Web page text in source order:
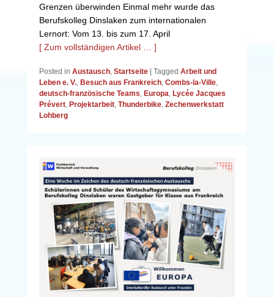
Grenzen überwinden Einmal mehr wurde das
Berufskolleg Dinslaken zum internationalen
Lernort: Vom 13. bis zum 17. April
[ Zum vollständigen Artikel … ]
Posted in Austausch, Startseite | Tagged Arbeit und
Leben e. V., Besuch aus Frankreich, Combs-la-Ville,
deutsch-französische Teams, Europa, Lycée Jacques
Prévert, Projektarbeit, Thunderbike, Zechenwerkstatt
Lohberg